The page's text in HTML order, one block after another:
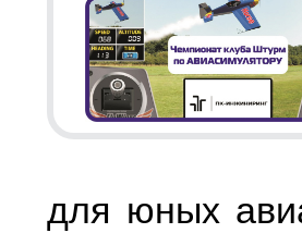
для юных